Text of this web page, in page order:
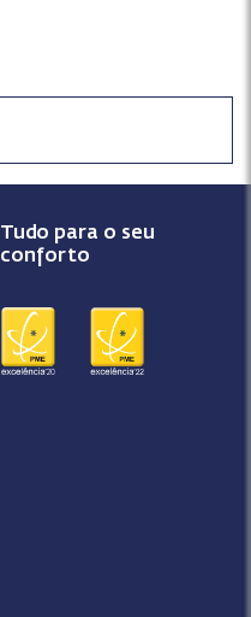
Tudo para o seu
conforto